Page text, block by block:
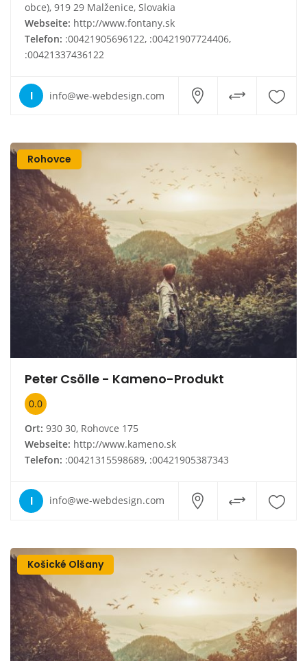
obce), 919 29 Malženice, Slovakia
Webseite: http://www.fontany.sk
Telefon: :00421905696122, :00421907724406,
:00421337436122
I info@we-webdesign.com
Rohovce
Peter Csölle - Kameno-Produkt
0.0
Ort: 930 30, Rohovce 175
Webseite: http://www.kameno.sk
Telefon: :00421315598689, :00421905387343
I info@we-webdesign.com
Košické Olšany